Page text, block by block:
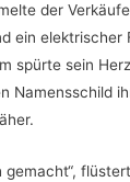
der
ein elektrischer
spürte sein
Namensschild
gemacht“,